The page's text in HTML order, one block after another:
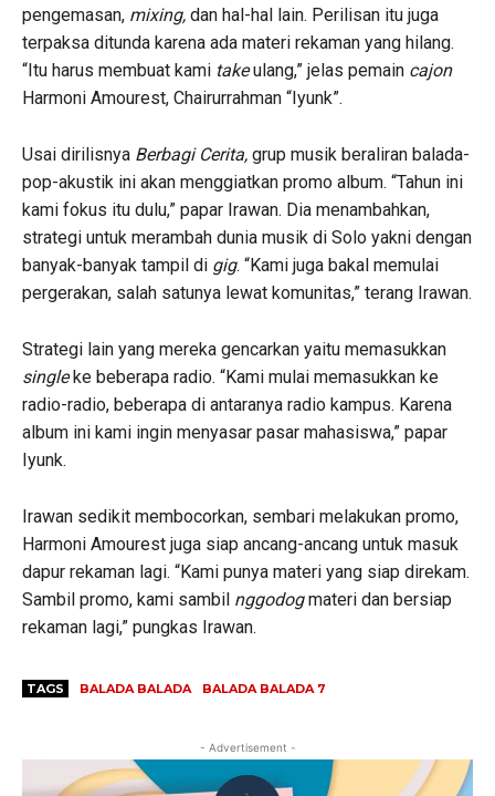
pengemasan, mixing, dan hal-hal lain. Perilisan itu juga
terpaksa ditunda karena ada materi rekaman yang hilang.
“Itu harus membuat kami takeulang,” jelas pemain cajon
Harmoni Amourest, Chairurrahman “Iyunk”.
Usai dirilisnya Berbagi Cerita, grup musik beraliran balada-
pop-akustik ini akan menggiatkan promo album. “Tahun ini
kami fokus itu dulu,” papar Irawan. Dia menambahkan,
strategi untuk merambah dunia musik di Solo yakni dengan
banyak-banyak tampil di gig. “Kami juga bakal memulai
pergerakan, salah satunya lewat komunitas,” terang Irawan.
Strategi lain yang mereka gencarkan yaitu memasukkan
single ke beberapa radio. “Kami mulai memasukkan ke
radio-radio, beberapa di antaranya radio kampus. Karena
album ini kami ingin menyasar pasar mahasiswa,” papar
Iyunk.
Irawan sedikit membocorkan, sembari melakukan promo,
Harmoni Amourest juga siap ancang-ancang untuk masuk
dapur rekaman lagi. “Kami punya materi yang siap direkam.
Sambil promo, kami sambil nggodogmateri dan bersiap
rekaman lagi,” pungkas Irawan.
TAGS BALADA BALADA BALADA BALADA 7
- Advertisement -